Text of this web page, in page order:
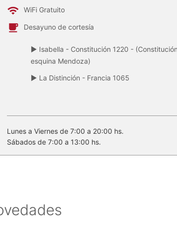
WiFi Gratuito
Desayuno de cortesía
▶ Isabella - Constitución 1220 - (Constitución
esquina Mendoza)
▶ La Distinción - Francia 1065
Lunes a Viernes de 7:00 a 20:00 hs.
Sábados de 7:00 a 13:00 hs.